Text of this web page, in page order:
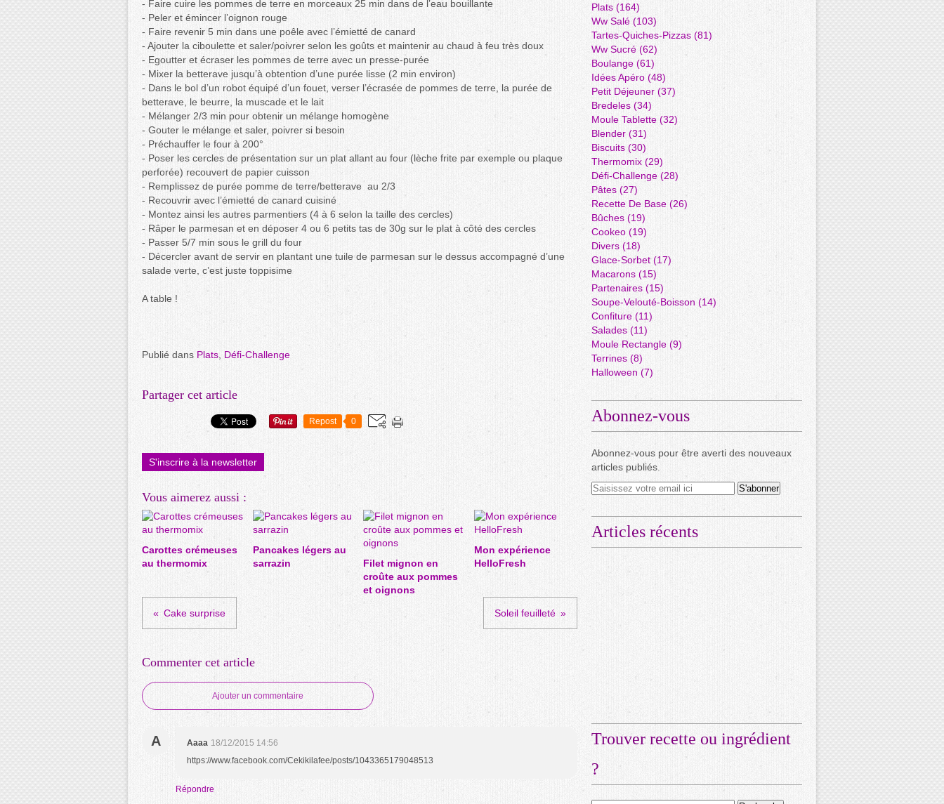
- Faire cuire les pommes de terre en morceaux 25 min dans de l’eau bouillante
- Peler et émincer l’oignon rouge
- Faire revenir 5 min dans une poêle avec l’émietté de canard
- Ajouter la ciboulette et saler/poivrer selon les goûts et maintenir au chaud à feu très doux
- Egoutter et écraser les pommes de terre avec un presse-purée
- Mixer la betterave jusqu’à obtention d’une purée lisse (2 min environ)
- Dans le bol d’un robot équipé d’un fouet, verser l’écrasée de pommes de terre, la purée de
betterave, le beurre, la muscade et le lait
- Mélanger 2/3 min pour obtenir un mélange homogène
- Gouter le mélange et saler, poivrer si besoin
- Préchauffer le four à 200°
- Poser les cercles de présentation sur un plat allant au four (lèche frite par exemple ou plaque
perforée) recouvert de papier cuisson
- Remplissez de purée pomme de terre/betterave au 2/3
- Recouvrir avec l’émietté de canard cuisiné
- Montez ainsi les autres parmentiers (4 à 6 selon la taille des cercles)
- Râper le parmesan et en déposer 4 ou 6 petits tas de 30g sur le plat à côté des cercles
- Passer 5/7 min sous le grill du four
- Décercler avant de servir en plantant une tuile de parmesan sur le dessus accompagné d’une
salade verte, c’est juste toppisime
A table !
Publié dans Plats Défi-Challenge
Partager cet article
Repost 0
S'inscrire à la newsletter
Vous aimerez aussi :
Carottes crémeuses
au thermomix
Pancakes légers au
sarrazin
Filet mignon en
croûte aux pommes
et oignons
Mon expérience
HelloFresh
Cake surprise Soleil feuilleté
Commenter cet article
Ajouter un commentaire
A Aaaa 18/12/2015 14:56
https://www.facebook.com/Cekikilafee/posts/1043365179048513
Répondre
Plats (164)
Ww Salé (103)
Tartes-Quiches-Pizzas (81)
Ww Sucré (62)
Boulange (61)
Idées Apéro (48)
Petit Déjeuner (37)
Bredeles (34)
Moule Tablette (32)
Blender (31)
Biscuits (30)
Thermomix (29)
Défi-Challenge (28)
Pâtes (27)
Recette De Base (26)
Bûches (19)
Cookeo (19)
Divers (18)
Glace-Sorbet(17)
Macarons (15)
Partenaires (15)
Soupe-Velouté-Boisson (14)
Confiture (11)
Salades (11)
Moule Rectangle (9)
Terrines (8)
Halloween (7)
Abonnez-vous
Abonnez-vous pour être averti des nouveaux
articles publiés.
Articles récents
Trouver recette ou ingrédient
?